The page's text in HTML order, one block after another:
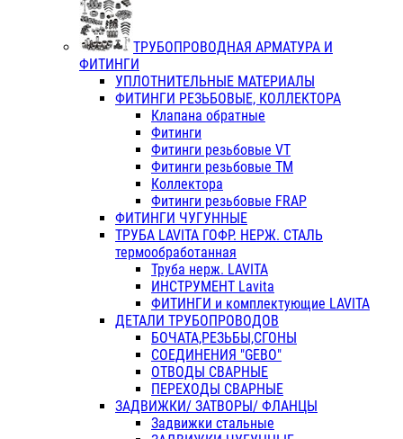
ТРУБОПРОВОДНАЯ АРМАТУРА И
ФИТИНГИ
УПЛОТНИТЕЛЬНЫЕ МАТЕРИАЛЫ
ФИТИНГИ РЕЗЬБОВЫЕ, КОЛЛЕКТОРА
Клапана обратные
Фитинги
Фитинги резьбовые VT
Фитинги резьбовые ТМ
Коллектора
Фитинги резьбовые FRAP
ФИТИНГИ ЧУГУННЫЕ
ТРУБА LAVITA ГОФР. НЕРЖ. СТАЛЬ
термообработанная
Труба нерж. LAVITA
ИНСТРУМЕНТ Lavita
ФИТИНГИ и комплектующие LAVITA
ДЕТАЛИ ТРУБОПРОВОДОВ
БОЧАТА,РЕЗЬБЫ,СГОНЫ
СОЕДИНЕНИЯ "GEBO"
ОТВОДЫ СВАРНЫЕ
ПЕРЕХОДЫ СВАРНЫЕ
ЗАДВИЖКИ/ ЗАТВОРЫ/ ФЛАНЦЫ
Задвижки стальные